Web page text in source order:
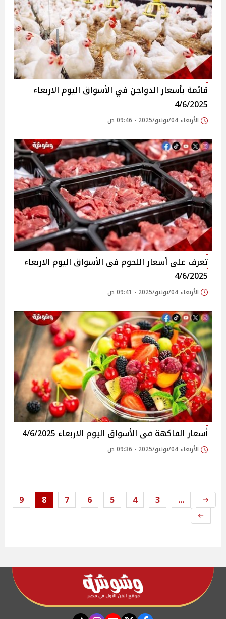
قائمة بأسعار الدواجن في الأسواق‎‎ اليوم الاربعاء
4/6/2025
الأربعاء 04/يونيو/2025 - 09:46 ص
تعرف على أسعار اللحوم فى الأسواق‎‎ اليوم الاربعاء
4/6/2025
الأربعاء 04/يونيو/2025 - 09:41 ص
أسعار الفاكهة فى الأسواق‎‎ اليوم الاربعاء 4/6/2025
الأربعاء 04/يونيو/2025 - 09:36 ص
...
3
4
5
6
7
8
9